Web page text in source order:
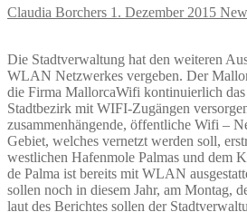
Claudia Borchers 1. Dezember 2015
Die Stadtverwaltung hat den weiteren
WLAN Netzwerkes vergeben. Der
die Firma MallorcaWifi kontinuierlich das
Stadtbezirk mit WIFI-Zugängen
zusammenhängende, öffentliche Wifi –
Gebiet, welches vernetzt werden soll,
westlichen Hafenmole Palmas und dem
de Palma ist bereits mit WLAN
sollen noch in diesem Jahr, am Montag,
laut des Berichtes sollen der